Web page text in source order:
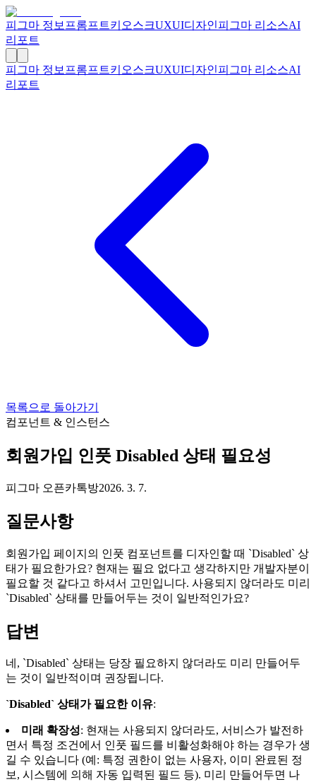
피그마 정보 프롬프트키오스크UXUI디자인피그마 리소스AI
리포트
피그마 정보 프롬프트키오스크UXUI디자인피그마 리소스AI
리포트
목록으로 돌아가기
컴포넌트 & 인스턴스
회원가입 인풋 Disabled 상태 필요성
피그마 오픈카톡방2026. 3. 7.
질문사항
회원가입 페이지의 인풋 컴포넌트를 디자인할 때 `Disabled` 상
태가 필요한가요? 현재는 필요 없다고 생각하지만 개발자분이
필요할 것 같다고 하셔서 고민입니다. 사용되지 않더라도 미리
`Disabled` 상태를 만들어두는 것이 일반적인가요?
답변
네, `Disabled` 상태는 당장 필요하지 않더라도 미리 만들어두
는 것이 일반적이며 권장됩니다.
`Disabled` 상태가 필요한 이유:
미래 확장성: 현재는 사용되지 않더라도, 서비스가 발전하
면서 특정 조건에서 인풋 필드를 비활성화해야 하는 경우가 생
길 수 있습니다 (예: 특정 권한이 없는 사용자, 이미 완료된 정
보, 시스템에 의해 자동 입력된 필드 등). 미리 만들어두면 나